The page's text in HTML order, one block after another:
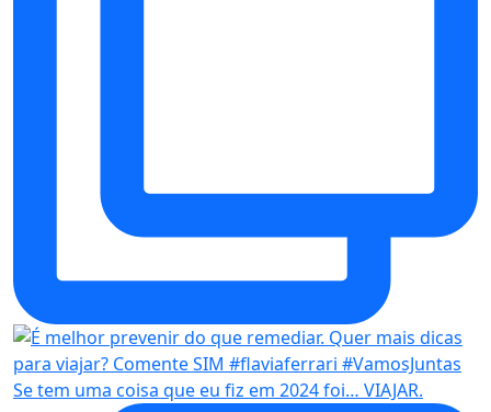
Se tem uma coisa que eu fiz em 2024 foi… VIAJAR.